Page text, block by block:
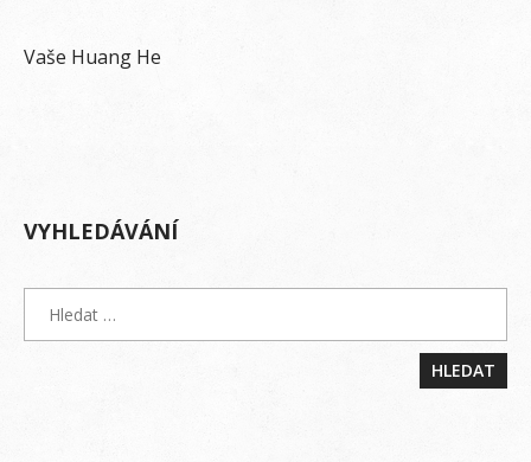
Vaše Huang He
VYHLEDÁVÁNÍ